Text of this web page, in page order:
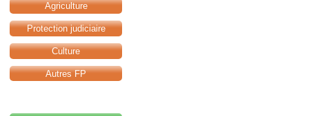
Agriculture
Protection judiciaire
Culture
Autres FP